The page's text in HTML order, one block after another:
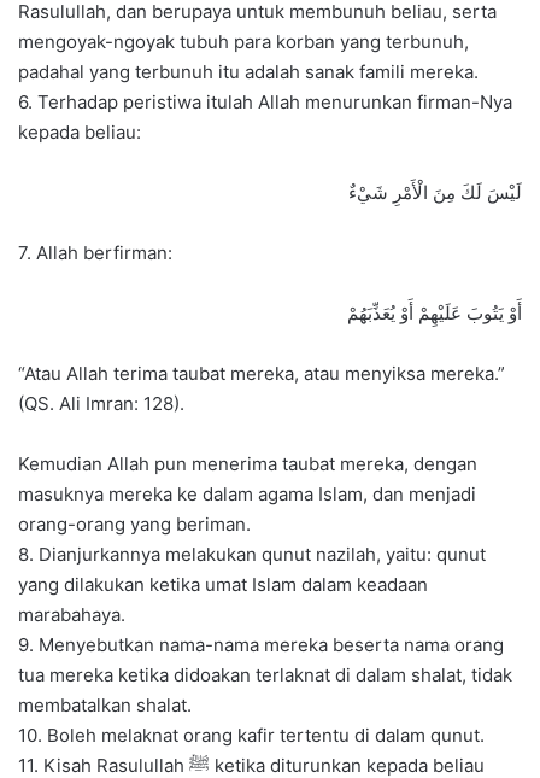
Rasulullah, dan berupaya untuk membunuh beliau, serta
mengoyak-ngoyak tubuh para korban yang terbunuh,
padahal yang terbunuh itu adalah sanak famili mereka.
6. Terhadap peristiwa itulah Allah menurunkan firman-Nya
kepada beliau:
لَيْسَ لَكَ مِنَ الْأَمْرِ شَيْءٌ
7. Allah berfirman:
أَوْ يَتُوبَ عَلَيْهِمْ أَوْ يُعَذِّبَهُمْ
“Atau Allah terima taubat mereka, atau menyiksa mereka.”
(QS. Ali Imran: 128).
Kemudian Allah pun menerima taubat mereka, dengan
masuknya mereka ke dalam agama Islam, dan menjadi
orang-orang yang beriman.
8. Dianjurkannya melakukan qunut nazilah, yaitu: qunut
yang dilakukan ketika umat Islam dalam keadaan
marabahaya.
9. Menyebutkan nama-nama mereka beserta nama orang
tua mereka ketika didoakan terlaknat di dalam shalat, tidak
membatalkan shalat.
10. Boleh melaknat orang kafir tertentu di dalam qunut.
11. Kisah Rasulullah ﷺ ketika diturunkan kepada beliau